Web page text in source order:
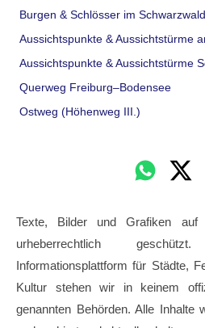
Burgen & Schlösser im Schwarzwald
Aussichtspunkte & Aussichtstürme
Aussichtspunkte & Aussichtstürme
Querweg Freiburg–Bodensee
Ostweg (Höhenweg III.)
Texte, Bilder und Grafiken auf
urheberrechtlich
Informationsplattform für Städte,
Kultur stehen wir in keinem
genannten Behörden. Alle Inhalte